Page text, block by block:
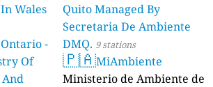
Wales
-
Of
Quito Managed By
Secretaria De Ambiente
DMQ. 9 stations
🇵🇦MiAmbiente
Ministerio de Ambiente de